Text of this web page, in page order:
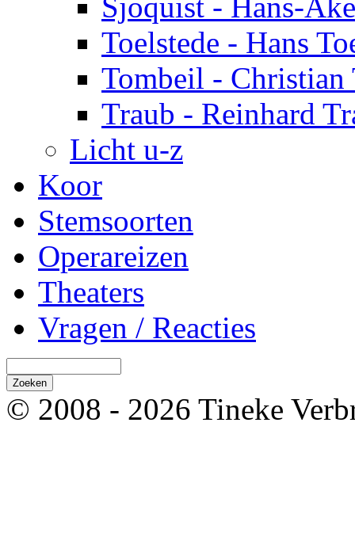
Sjoquist - Hans-
Toelstede - Hans
Tombeil - Christian
Traub - Reinhard
Licht u-z
Koor
Stemsoorten
Operareizen
Theaters
Vragen / Reacties
© 2008 - 2026 Tineke